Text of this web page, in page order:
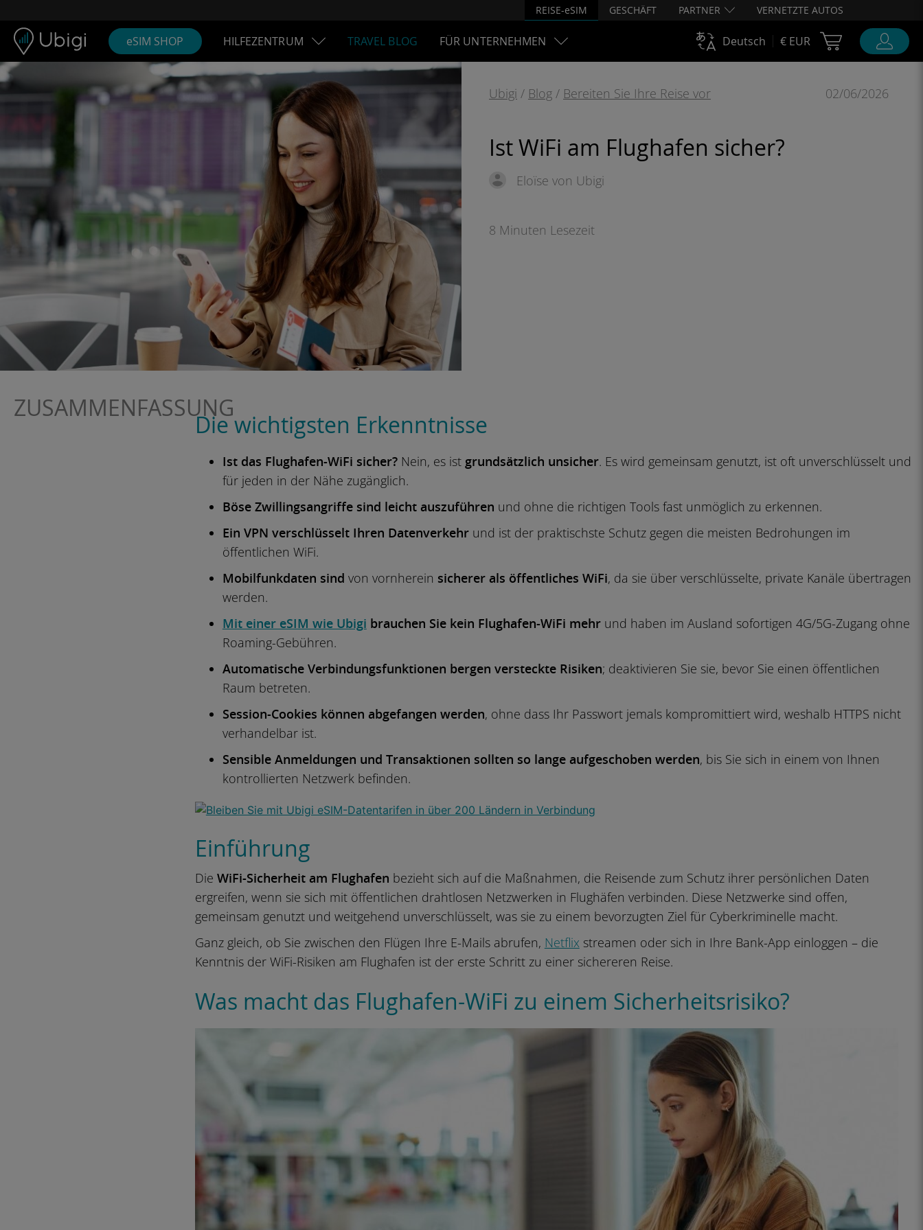
REISE-eSIM GESCHÄFT PARTNER VERNETZTE AUTOS
eSIM SHOP HILFEZENTRUM TRAVEL BLOG FÜR UNTERNEHMEN Deutsch € EUR Cart Ubigi
Ubigi / Blog / Bereiten Sie Ihre Reise vor 02/06/2026
Ist WiFi am Flughafen sicher?
Eloïse von Ubigi
8 Minuten Lesezeit
ZUSAMMENFASSUNG
Die wichtigsten Erkenntnisse
Ist das Flughafen-WiFi sicher?Nein, es ist grundsätzlich unsicher. Es wird gemeinsam genutzt, ist oft unverschlüsselt und
für jeden in der Nähe zugänglich.
Böse Zwillingsangriffe sind leicht auszuführen und ohne die richtigen Tools fast unmöglich zu erkennen.
Ein VPN verschlüsselt Ihren Datenverkehrund ist der praktischste Schutz gegen die meisten Bedrohungen im
öffentlichen WiFi.
Mobilfunkdaten sind von vornherein sicherer als öffentliches WiFi, da sie über verschlüsselte, private Kanäle übertragen
werden.
Mit einer eSIM wie Ubigi brauchen Sie kein Flughafen-WiFi mehrund haben im Ausland sofortigen 4G/5G-Zugang ohne
Roaming-Gebühren.
Automatische Verbindungsfunktionen bergen versteckte Risiken; deaktivieren Sie sie, bevor Sie einen öffentlichen
Raum betreten.
Session-Cookies können abgefangen werden, ohne dass Ihr Passwort jemals kompromittiert wird, weshalb HTTPS nicht
verhandelbar ist.
Sensible Anmeldungen und Transaktionen sollten so lange aufgeschoben werden, bis Sie sich in einem von Ihnen
kontrollierten Netzwerk befinden.
Einführung
Die WiFi-Sicherheit am Flughafen bezieht sich auf die Maßnahmen, die Reisende zum Schutz ihrer persönlichen Daten
ergreifen, wenn sie sich mit öffentlichen drahtlosen Netzwerken in Flughäfen verbinden. Diese Netzwerke sind offen,
gemeinsam genutzt und weitgehend unverschlüsselt, was sie zu einem bevorzugten Ziel für Cyberkriminelle macht.
Ganz gleich, ob Sie zwischen den Flügen Ihre E-Mails abrufen, Netflixstreamen oder sich in Ihre Bank-App einloggen – die
Kenntnis der WiFi-Risiken am Flughafen ist der erste Schritt zu einer sichereren Reise.
Was macht das Flughafen-WiFi zu einem Sicherheitsrisiko?